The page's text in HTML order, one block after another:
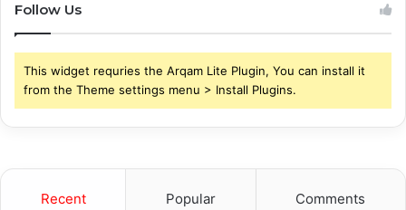
Follow Us
This widget requries the Arqam Lite Plugin, You can install it
from the Theme settings menu > Install Plugins.
Recent Popular Comments